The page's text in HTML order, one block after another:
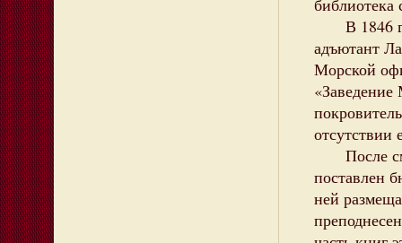
В 1846
адъютант
Морской
отсутствии
После
поставлен
ней